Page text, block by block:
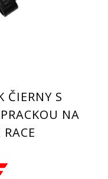
ČIERNY S
NA